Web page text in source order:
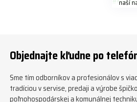
naší
Objednajte kľudne po
Sme tím odborníkov a profesionálov s
tradíciou v servise, predaji a výrobe
poľnohospodárskej a komunálnej